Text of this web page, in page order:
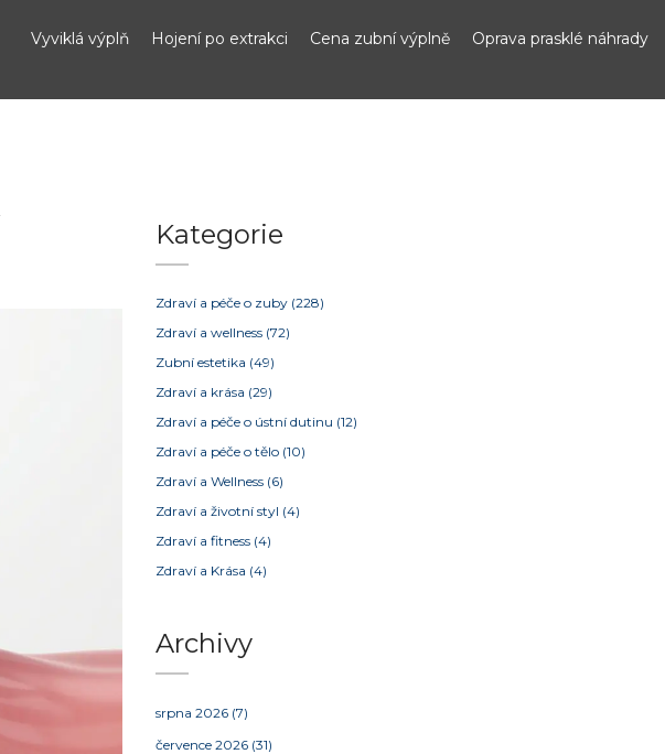
Vyviklá výplň Hojení po extrakci Cena zubní výplně Oprava prasklé náhrady
Kategorie
Zdraví a péče o zuby (228)
Zdraví a wellness (72)
Zubní estetika (49)
Zdraví a krása (29)
Zdraví a péče o ústní dutinu (12)
Zdraví a péče o tělo (10)
Zdraví a Wellness (6)
Zdraví a životní styl (4)
Zdraví a fitness (4)
Zdraví a Krása (4)
Archivy
srpna 2026 (7)
července 2026 (31)